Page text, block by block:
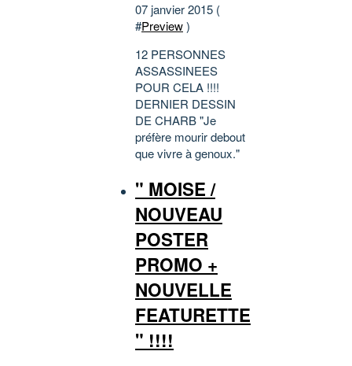
07 janvier 2015 (
#Preview)
12 PERSONNES
ASSASSINEES
POUR CELA !!!!
DERNIER DESSIN
DE CHARB "Je
préfère mourir debout
que vivre à genoux."
" MOISE /
NOUVEAU
POSTER
PROMO +
NOUVELLE
FEATURETTE
" !!!!